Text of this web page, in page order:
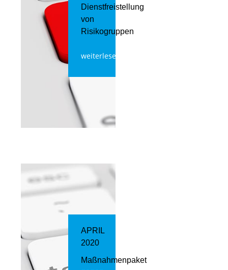
Dienstfreistellung
von
Risikogruppen
weiterlesen
APRIL
2020
Maßnahmenpaket